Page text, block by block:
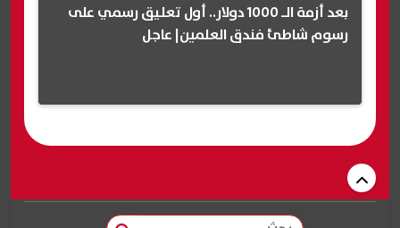
بعد أزمة الـ 1000 دولار.. أول تعليق رسمي على
رسوم شاطئ فندق العلمين| عاجل